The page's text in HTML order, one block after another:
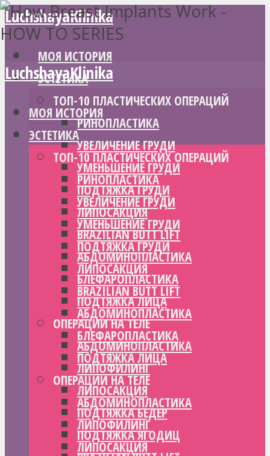
LuchshayaKlinika
МОЯ ИСТОРИЯ
ЭСТЕТИКА
ТОП-10 ПЛАСТИЧЕСКИХ ОПЕРАЦИЙ
РИНОПЛАСТИКА
УВЕЛИЧЕНИЕ ГРУДИ
УМЕНЬШЕНИЕ ГРУДИ
ПОДТЯЖКА ГРУДИ
ЛИПОСАКЦИЯ
BRAZILIAN BUTT LIFT
АБДОМИНОПЛАСТИКА
БЛЕФАРОПЛАСТИКА
ПОДТЯЖКА ЛИЦА
ОПЕРАЦИИ НА ТЕЛЕ
АБДОМИНОПЛАСТИКА
ЛИПОФИЛИНГ
ЛИПОСАКЦИЯ
ПОДТЯЖКА БЕДЕР
ПОДТЯЖКА ЯГОДИЦ
LuchshayaKlinika
МОЯ ИСТОРИЯ
ЭСТЕТИКА
ТОП-10 ПЛАСТИЧЕСКИХ ОПЕРАЦИЙ
РИНОПЛАСТИКА
УВЕЛИЧЕНИЕ ГРУДИ
УМЕНЬШЕНИЕ ГРУДИ
ПОДТЯЖКА ГРУДИ
ЛИПОСАКЦИЯ
BRAZILIAN BUTT LIFT
АБДОМИНОПЛАСТИКА
БЛЕФАРОПЛАСТИКА
ПОДТЯЖКА ЛИЦА
ОПЕРАЦИИ НА ТЕЛЕ
АБДОМИНОПЛАСТИКА
ЛИПОФИЛИНГ
ЛИПОСАКЦИЯ